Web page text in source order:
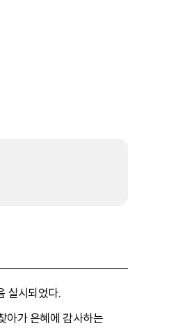
실시되었다.
아가 은혜에 감사하는